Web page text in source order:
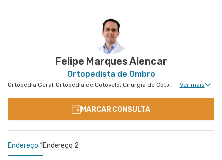
Avenida Andrade Neves nr. 863 - Centro,
Felipe Marques Alencar
Ortopedista de Ombro
Ortopedia Geral, Ortopedia de Cotovelo, Cirurgia de Cotovelo, Cirurgia de Ombro Ver mais
MARCAR CONSULTA
Endereço 1 Endereço 2